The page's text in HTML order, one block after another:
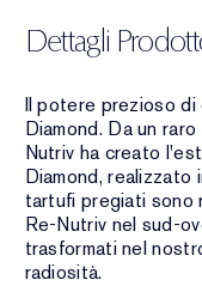
Dettagli
Il potere prezioso di
Diamond. Da un
Nutriv ha creato
Diamond, realizzato
tartufi pregiati sono
Re-Nutriv nel sud-
trasformati nel
radiosità.